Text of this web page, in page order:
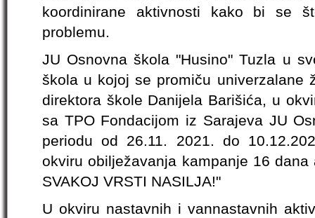
koordinirane aktivnosti kako bi se
problemu.
JU Osnovna škola "Husino" Tuzla u
škola u kojoj se promiču univerzalane
direktora škole Danijela Barišića, u
sa TPO Fondacijom iz Sarajeva JU
periodu od 26.11. 2021. do
okviru obilježavanja kampanje 16
SVAKOJ VRSTI NASILJA!"
U okviru nastavnih i vannastavnih